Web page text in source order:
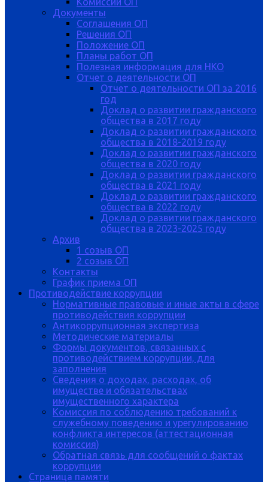
Документы
Соглашения ОП
Решения ОП
Положение ОП
Планы работ ОП
Полезная информация для НКО
Отчет о деятельности ОП
Отчет о деятельности ОП за 2016
год
Доклад о развитии гражданского
общества в 2017 году
Доклад о развитии гражданского
общества в 2018-2019 году
Доклад о развитии гражданского
общества в 2020 году
Доклад о развитии гражданского
общества в 2021 году
Доклад о развитии гражданского
общества в 2022 году
Доклад о развитии гражданского
общества в 2023-2025 году
Архив
1 созыв ОП
2 созыв ОП
Контакты
График приема ОП
Противодействие коррупции
Нормативные правовые и иные акты в сфере
противодействия коррупции
Антикоррупционная экспертиза
Методические материалы
Формы документов, связанных с
противодействием коррупции, для
заполнения
Сведения о доходах, расходах, об
имуществе и обязательствах
имущественного характера
Комиссия по соблюдению требований к
служебному поведению и урегулированию
конфликта интересов (аттестационная
комиссия)
Обратная связь для сообщений о фактах
коррупции
Страница памяти